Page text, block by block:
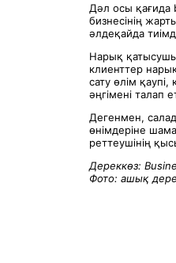
Дәл осы қағида
бизнесінің
әлдеқайда
Нарық
клиенттер
сату өлім
әңгімені талап
Дегенмен,
өнімдеріне
реттеушінің
Дереккөз:
Фото: ашық